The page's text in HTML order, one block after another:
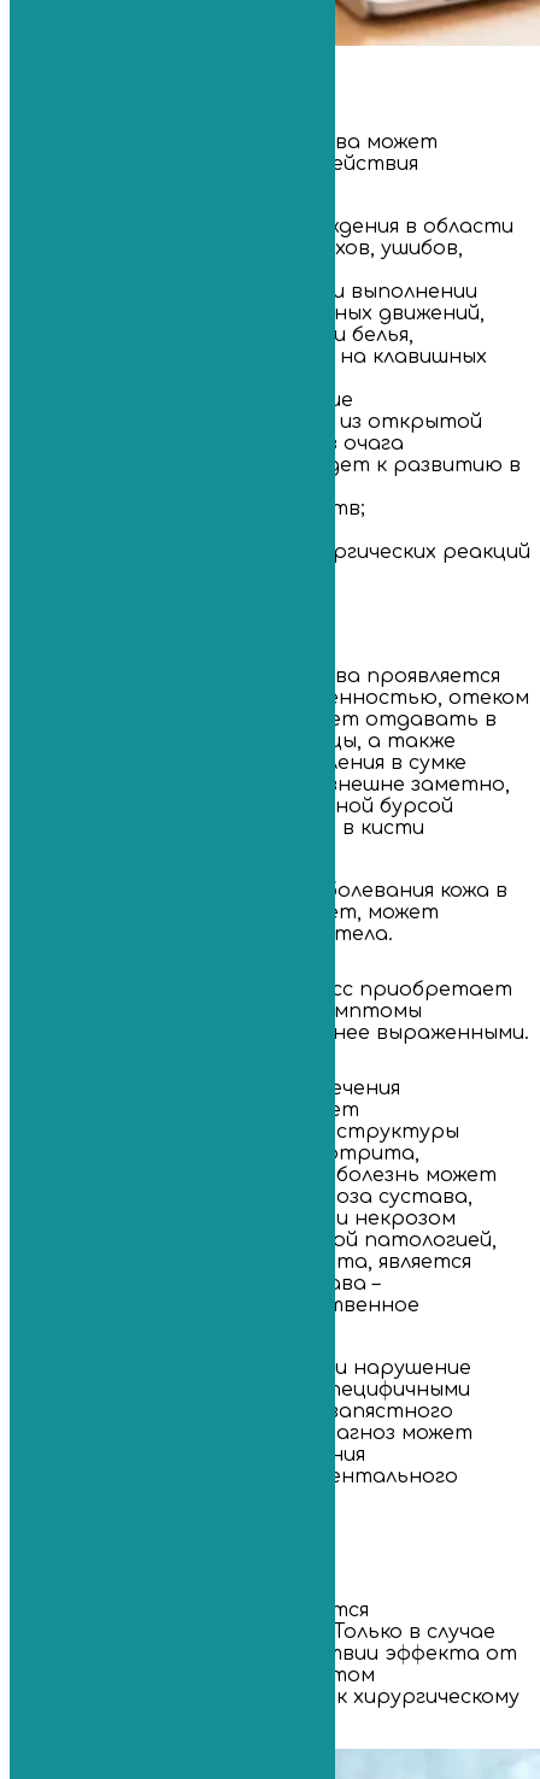
Бурсит лучезапястного сустава может
развиваться вследствие воздействия
травматического повреждения в области
сустава (переломов, вывихов, ушибов,
микротравматизации при выполнении
повторяющихся однотипных движений,
например, при отжимании белья,
столярных работах, игре на клавишных
инфекции — проникновение
болезнетворного агента из открытой
раны или с кровотоком из очага
хронической инфекции ведет к развитию в
нарушения обмена веществ;
аутоиммунных и/или аллергических реакций
Бурсит лучезапястного сустава проявляется
ноюще-пульсирующей болезненностью, отеком
в области запястья. Боль может отдавать в
большой и указательный пальцы, а также
мизинец. В результате воспаления в сумке
скапливается жидкость, что внешне заметно,
как припухлость над пораженной бурсой
диаметром до 10 см. Движения в кисти
При гнойном характере заболевания кожа в
области поражения краснеет, может
повышаться температура тела.
Если патологический процесс приобретает
хроническое течение, то симптомы
заболевания становятся менее выраженными.
В отсутствие адекватного лечения
воспалительный процесс может
распространяться на другие структуры
кисти, приводя к развитию артрита,
остеомиелита. В дальнейшем болезнь может
осложняться развитием артроза сустава,
формированием кальцинатов и некрозом
стенок бурсы. Особенно частой патологией,
развивающейся на фоне бурсита, является
гигрома лучезапястного сустава –
опухолеподобное доброкачественное
Поскольку боли, отечность и нарушение
функции руки не являются специфичными
проявлениями бурсита лучезапястного
сустава, то установить диагноз может
только врач после проведения
диагностического инструментального
Лечение заболевания проводится
консервативными методами. Только в случае
тяжелых осложнений, отсутствии эффекта от
принимаемых мер или при частом
рецидивировании прибегают к хирургическому